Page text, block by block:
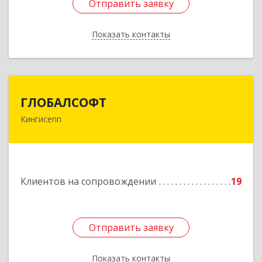
Отправить заявку
Показать контакты
Отправить заявку
Назад
ГЛОБАЛСОФТ
Кингисепп
Клиентов на сопровождении 19
Отправить заявку
Показать контакты
188485, Ленинградская обл, Кингисеппский р-н,
Отправить заявку
Назад